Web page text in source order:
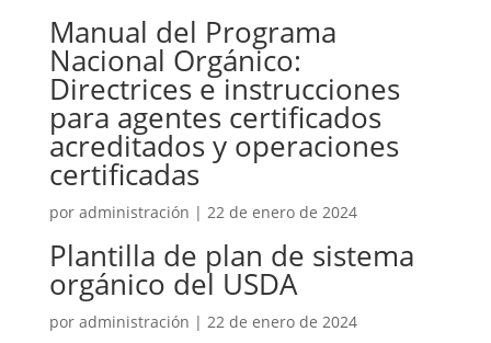
Manual del Programa
Nacional Orgánico:
Directrices e instrucciones
para agentes certificados
acreditados y operaciones
certificadas
por administración | 22 de enero de 2024
Plantilla de plan de sistema
orgánico del USDA
por administración | 22 de enero de 2024